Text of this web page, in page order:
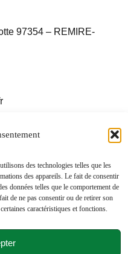
des technologies telles que les
des appareils. Le fait de consentir
données telles que le comportement de
de ne pas consentir ou de retirer son
caractéristiques et fonctions.
97354 – REMIRE-